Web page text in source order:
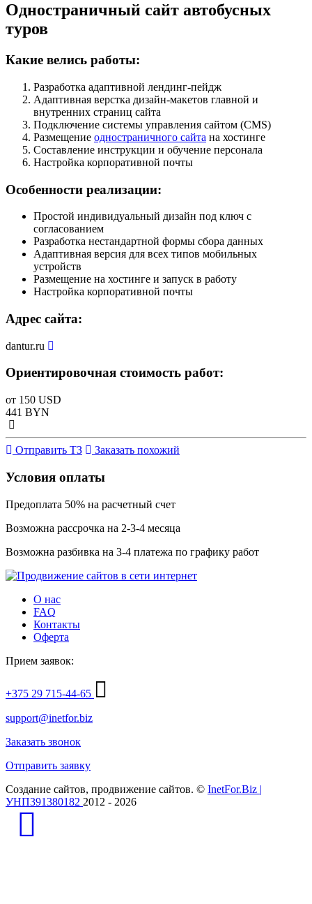
Одностраничный сайт автобусных
туров
Какие велись работы:
Разработка адаптивной лендинг-пейдж
Адаптивная верстка дизайн-макетов главной и
внутренних страниц сайта
Подключение системы управления сайтом (CMS)
Размещение одностраничного сайта на хостинге
Составление инструкции и обучение персонала
Настройка корпоративной почты
Особенности реализации:
Простой индивидуальный дизайн под ключ с
согласованием
Разработка нестандартной формы сбора данных
Адаптивная версия для всех типов мобильных
устройств
Размещение на хостинге и запуск в работу
Настройка корпоративной почты
Адрес сайта:
dantur.ru
Ориентировочная стоимость работ:
от 150 USD
441 BYN
Отправить ТЗ Заказать похожий
Условия оплаты
Предоплата 50% на расчетный счет
Возможна рассрочка на 2-3-4 месяца
Возможна разбивка на 3-4 платежа по графику работ
О нас
FAQ
Контакты
Оферта
Прием заявок:
+375 29 715-44-65
support@inetfor.biz
Заказать звонок
Отправить заявку
Создание сайтов, продвижение сайтов. © InetFor.Biz |
УНП391380182 2012 - 2026